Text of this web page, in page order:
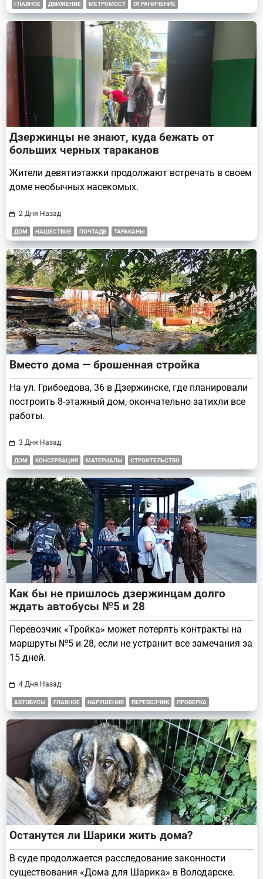
ГЛАВНОЕ ДВИЖЕНИЕ МЕТРОМОСТ ОГРАНИЧЕНИЕ
Дзержинцы не знают, куда бежать от
больших черных тараканов
Жители девятиэтажки продолжают встречать в своем
доме необычных насекомых.
2 Дня Назад
ДОМ НАШЕСТВИЕ ПОЧТАДВ ТАРАКАНЫ
Вместо дома — брошенная стройка
На ул. Грибоедова, 36 в Дзержинске, где планировали
построить 8-этажный дом, окончательно затихли все
работы.
3 Дня Назад
ДОМ КОНСЕРВАЦИЯ МАТЕРИАЛЫ СТРОИТЕЛЬСТВО
Как бы не пришлось дзержинцам долго
ждать автобусы №5 и 28
Перевозчик «Тройка» может потерять контракты на
маршруты №5 и 28, если не устранит все замечания за
15 дней.
4 Дня Назад
АВТОБУСЫ ГЛАВНОЕ НАРУШЕНИЯ ПЕРЕВОЗЧИК ПРОВЕРКА
Останутся ли Шарики жить дома?
В суде продолжается расследование законности
существования «Дома для Шарика» в Володарске.